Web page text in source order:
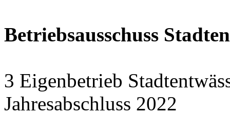
Betriebsausschuss
3 Eigenbetrieb
Jahresabschluss 2022